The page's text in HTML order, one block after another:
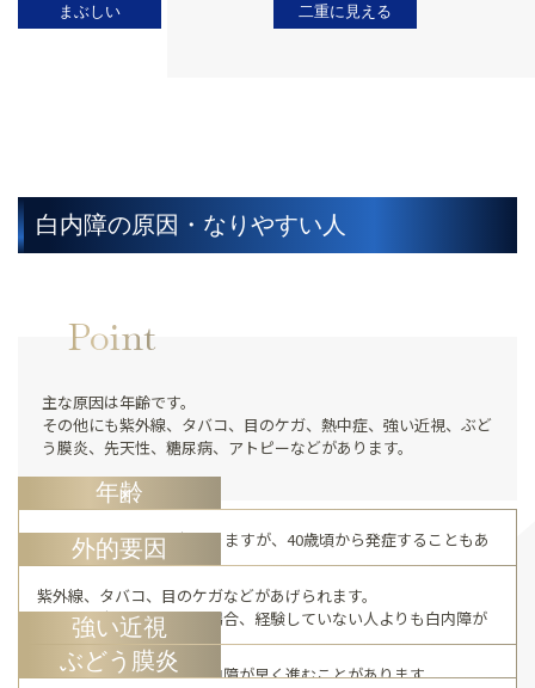
まぶしい
二重に見える
白内障の原因・なりやすい人
Point
主な原因は年齢です。
その他にも紫外線、タバコ、目のケガ、熱中症、強い近視、ぶど
う膜炎、先天性、糖尿病、アトピーなどがあります。
年齢
通常は60歳ころから起こりますが、40歳頃から発症することもあ
ります。
外的要因
紫外線、タバコ、目のケガなどがあげられます。
また、熱中症を経験した場合、経験していない人よりも白内障が
進みやすくなります。
強い近視
強い近視がある方は、白内障が早く進むことがあります。
ぶどう膜炎